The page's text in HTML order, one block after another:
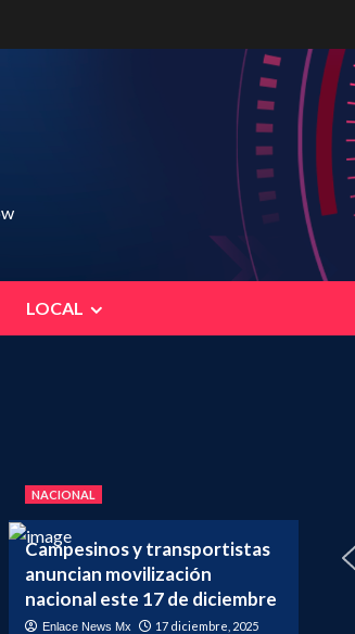
LOCAL
NACIONAL
Campesinos y transportistas
anuncian movilización
nacional este 17 de diciembre
Enlace News Mx 17 diciembre, 2025